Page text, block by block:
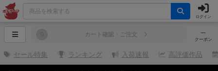
ログイン
─
クーポン
カート確認・ご注文
セール特集 ランキング 入荷速報 高評価作品